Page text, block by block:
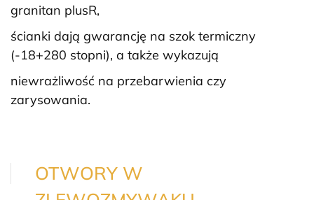
granitan plusR,
ścianki dają gwarancję na szok termiczny
(-18+280 stopni), a także wykazują
niewrażliwość na przebarwienia czy
zarysowania.
OTWORY W